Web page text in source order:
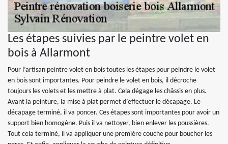
Les étapes suivies par le peintre volet en
bois à Allarmont
Pour l’artisan peintre volet en bois toutes les étapes pour peindre le volet
en bois sont importantes. Pour peindre le volet en bois, il décroche
toujours les volets et les mettre à plat. Cela dégage les châssis en plus.
Avant la peinture, la mise à plat permet d’effectuer le décapage. Le
décapage terminé, il va poncer. Ces étapes sont importantes pour avoir un
support bien homogène. Puis il va nettoyer, bien enlever les poussières.
Tout cela terminé, il va appliquer une première couche pour boucher les